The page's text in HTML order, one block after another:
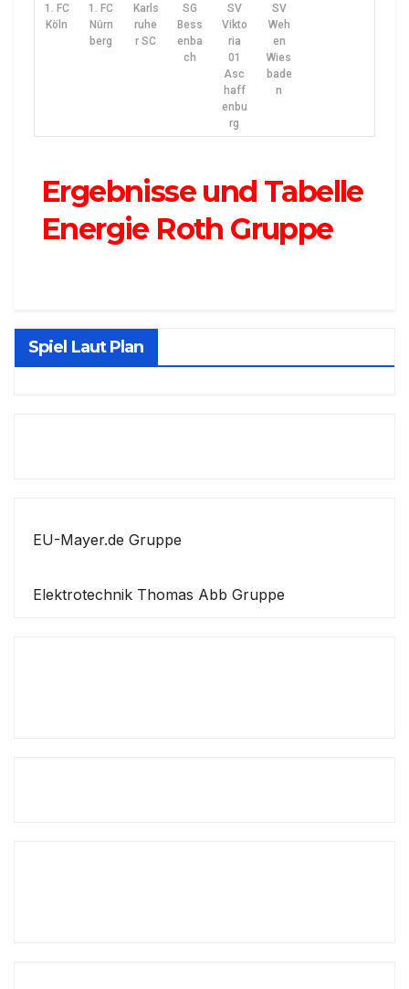
1. FC
Köln
1. FC
Nürn
berg
Karls
ruhe
r SC
SG
Bess
enba
ch
SV
Vikto
ria
01
Asc
haff
enbu
rg
SV
Weh
en
Wies
bade
n
Ergebnisse und Tabelle
Energie Roth Gruppe
Spiel Laut Plan
EU-Mayer.de Gruppe
Elektrotechnik Thomas Abb Gruppe